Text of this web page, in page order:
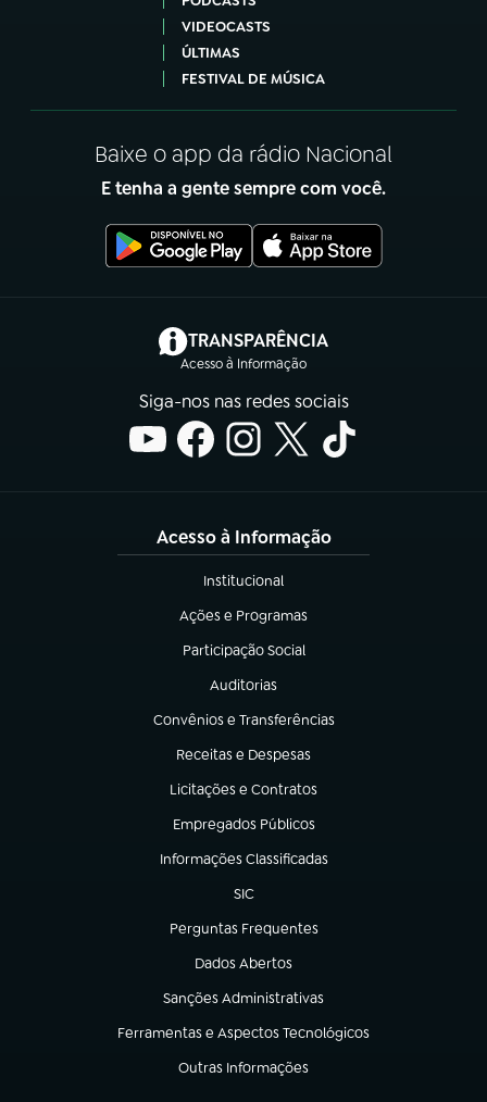
VIDEOCASTS
ÚLTIMAS
FESTIVAL DE MÚSICA
Baixe o app da rádio Nacional
E tenha a gente sempre com você.
TRANSPARÊNCIA
Acesso à Informação
(abre em nova aba)
Siga-nos nas redes sociais
Acesso à Informação
Institucional
(abre em nova aba)
Ações e Programas
(abre em nova aba)
Participação Social
(abre em nova aba)
Auditorias
(abre em nova aba)
Convênios e Transferências
(abre em nova aba)
Receitas e Despesas
(abre em nova aba)
Licitações e Contratos
(abre em nova aba)
Empregados Públicos
(abre em nova aba)
Informações Classificadas
(abre em nova aba)
SIC
(abre em nova aba)
Perguntas Frequentes
(abre em nova aba)
Dados Abertos
(abre em nova aba)
Sanções Administrativas
(abre em nova aba)
Ferramentas e Aspectos Tecnológicos
(abre em nova aba)
Outras Informações
(abre em nova aba)